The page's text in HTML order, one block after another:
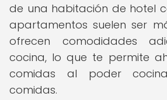
de una habitación de hotel
apartamentos suelen ser
ofrecen comodidades
cocina, lo que te permite
comidas al poder
comidas.